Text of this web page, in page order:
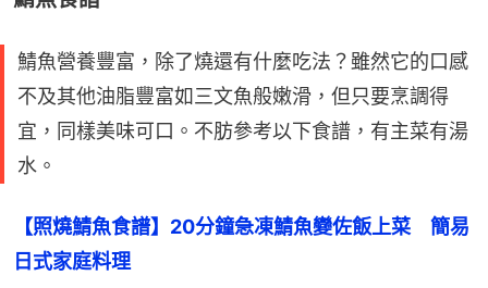
鯖魚營養豐富，除了燒還有什麼吃法？雖然它的口感
不及其他油脂豐富如三文魚般嫩滑，但只要烹調得
宜，同樣美味可口。不肪參考以下食譜，有主菜有湯
水。
【照燒鯖魚食譜】20分鐘急凍鯖魚變佐飯上菜　簡易
日式家庭料理